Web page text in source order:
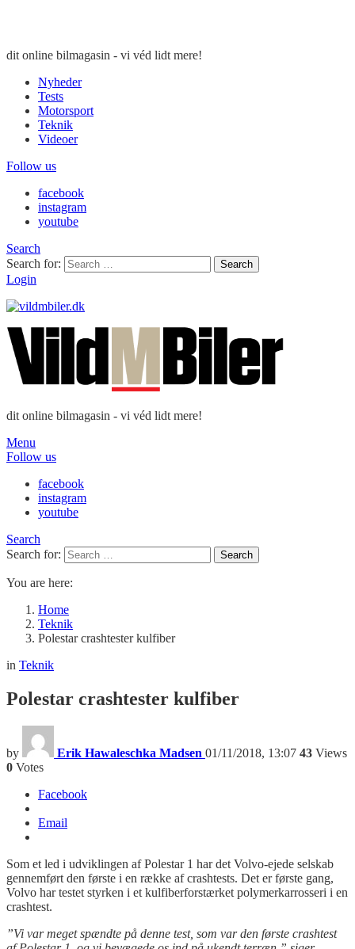
dit online bilmagasin - vi véd lidt mere!
Nyheder
Tests
Motorsport
Teknik
Videoer
Follow us
facebook
instagram
youtube
Search
Search for:
Search
Login
dit online bilmagasin - vi véd lidt mere!
Menu
Follow us
facebook
instagram
youtube
Search
Search for:
Search
You are here:
Home
Teknik
Polestar crashtester kulfiber
in Teknik
Polestar crashtester kulfiber
by Erik Hawaleschka Madsen 01/11/2018, 13:07 43 Views
0 Votes
Facebook
Email
Som et led i udviklingen af Polestar 1 har det Volvo-ejede selskab
gennemført den første i en række af crashtests. Det er første gang,
Volvo har testet styrken i et kulfiberforstærket polymerkarrosseri i en
crashtest.
”Vi var meget spændte på denne test, som var den første crashtest